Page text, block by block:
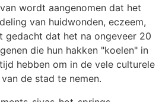
wordt aangenomen dat het
van huidwonden, eczeem,
gedacht dat het na ongeveer 20
die hun hakken "koelen" in
hebben om in de vele culturele
de stad te nemen.